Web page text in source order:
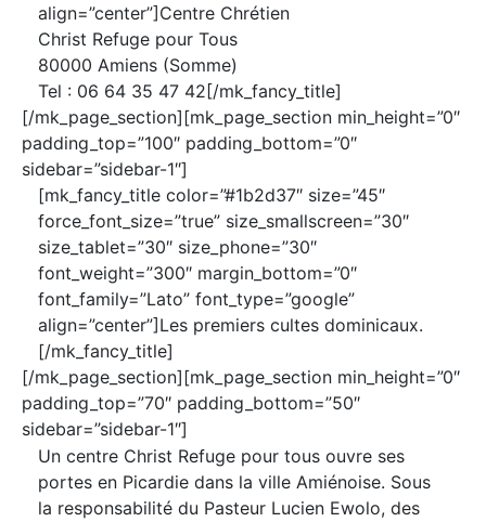
align=”center”]Centre Chrétien
Christ Refuge pour Tous
80000 Amiens (Somme)
Tel : 06 64 35 47 42[/mk_fancy_title]
[/mk_page_section][mk_page_section min_height=”0″
padding_top=”100″ padding_bottom=”0″
sidebar=”sidebar-1″]
[mk_fancy_title color=”#1b2d37″ size=”45″
force_font_size=”true” size_smallscreen=”30″
size_tablet=”30″ size_phone=”30″
font_weight=”300″ margin_bottom=”0″
font_family=”Lato” font_type=”google”
align=”center”]Les premiers cultes dominicaux.
[/mk_fancy_title]
[/mk_page_section][mk_page_section min_height=”0″
padding_top=”70″ padding_bottom=”50″
sidebar=”sidebar-1″]
Un centre Christ Refuge pour tous ouvre ses
portes en Picardie dans la ville Amiénoise. Sous
la responsabilité du Pasteur Lucien Ewolo, des